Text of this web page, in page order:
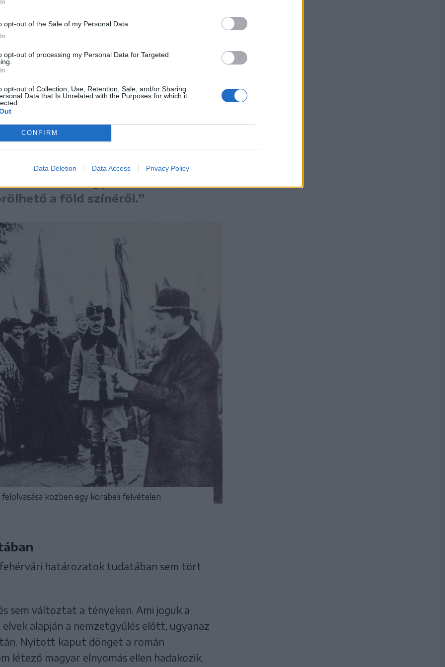
opt-out of the Sale of my Personal Data.
opt-out of processing my Personal Data for Targeted
opt-out of Collection, Use, Retention, Sale, and/or Sharing
Data that Is Unrelated with the Purposes for which it
CONFIRM
Data Deletion Data Access Privacy Policy
huncutságoknak minden
beugratásával akarnak bennünket
demonstrációját sem szabad
román politikai óhajnak akarnak
helyén és dolgozzék
a föld színéről.”
közben egy korabeli felvételen
határozatok tudatában sem tört
sem változtat a tényeken. Ami joguk a
alapján a nemzetgyűlés előtt, ugyanaz
Nyitott kaput dönget a román
létező magyar elnyomás ellen hadakozik.